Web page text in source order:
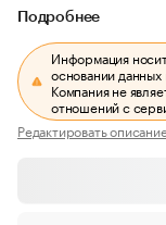
Подробнее
Информация
основании данных
Компания не
отношений с
Редактировать